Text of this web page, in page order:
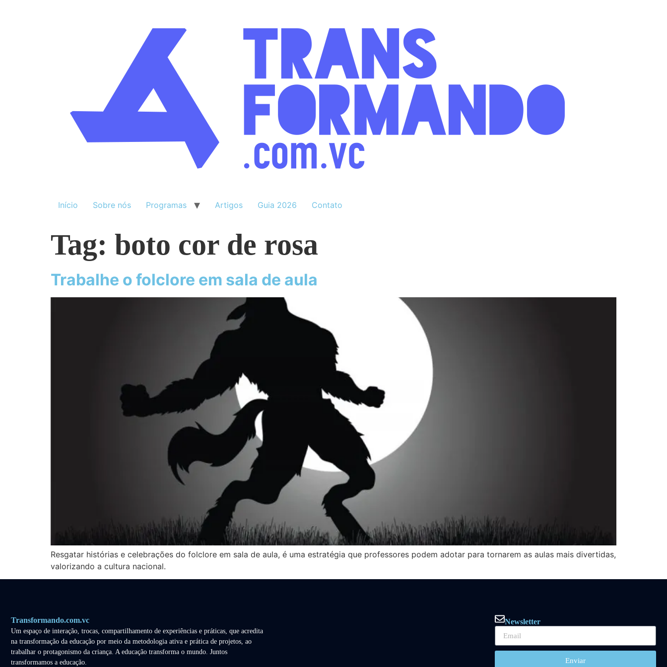
Início Sobre nós Programas Artigos Guia 2026 Contato
Tag: boto cor de rosa
Trabalhe o folclore em sala de aula
Resgatar histórias e celebrações do folclore em sala de aula, é uma estratégia que professores podem adotar para tornarem as aulas mais divertidas,
valorizando a cultura nacional.
Transformando.com.vc
Um espaço de interação, trocas, compartilhamento de experiências e práticas, que acredita
na transformação da educação por meio da metodologia ativa e prática de projetos, ao
trabalhar o protagonismo da criança. A educação transforma o mundo. Juntos
transformamos a educação.
Newsletter
Enviar